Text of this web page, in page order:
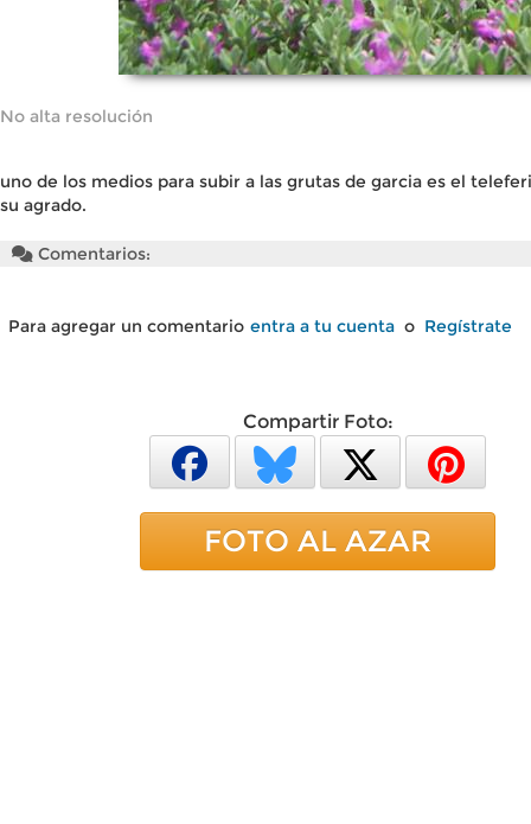
No alta resolución
uno de los medios para subir a las grutas de garcia es el
su agrado.
Comentarios:
Para agregar un comentario entra a tu cuenta o Regístrate
Compartir Foto:
FOTO AL AZAR